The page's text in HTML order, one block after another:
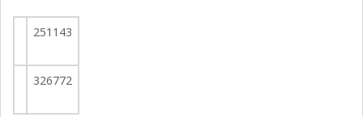
251143
326772